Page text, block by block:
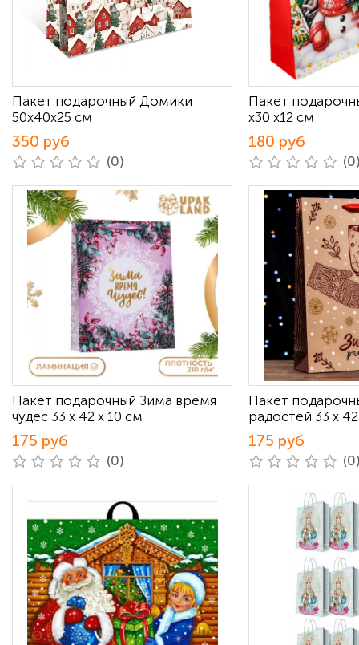
Пакет подарочный Домики
50х40х25 см
350 руб
(0)
Пакет
х30 х12 см
180 руб
Пакет подарочный Зима время
чудес 33 х 42 х 10 см
175 руб
(0)
Пакет
радостей 33 х
175 руб